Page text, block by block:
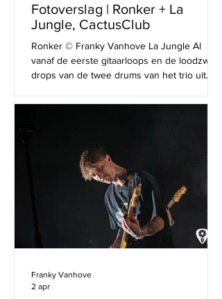
Fotoverslag | Ronker + La
Jungle, CactusClub
Ronker © Franky Vanhove La Jungle Al
vanaf de eerste gitaarloops en de loodzware
drops van de twee drums van het trio uit
van de CactusClub deze avond een verloren
het zojuist verschenen zevende album 'An
Order of Things' lieten de zaal geen
seconde met rust. De hypnotiserende mix
van noiserock, krautrock en repetitieve
technobeats. Tegen de tijd dat hu
Franky Vanhove
2 apr